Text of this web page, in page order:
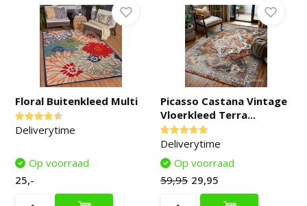
Floral Buitenkleed Multi
Deliverytime
Op voorraad
25,-
Picasso Castana Vintage
Vloerkleed Terra...
Deliverytime
Op voorraad
59,95 29,95